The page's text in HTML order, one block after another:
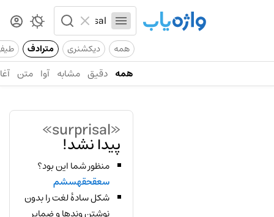
همه دیکشنری مترادف
همه دقیق مشابه آوا متن
«surprisal»
پیدا نشد!
منظور شما این بود؟
سعقحقهسشم
شکل سادهٔ لغت را بدون
نوشتن وندها و ضمایر